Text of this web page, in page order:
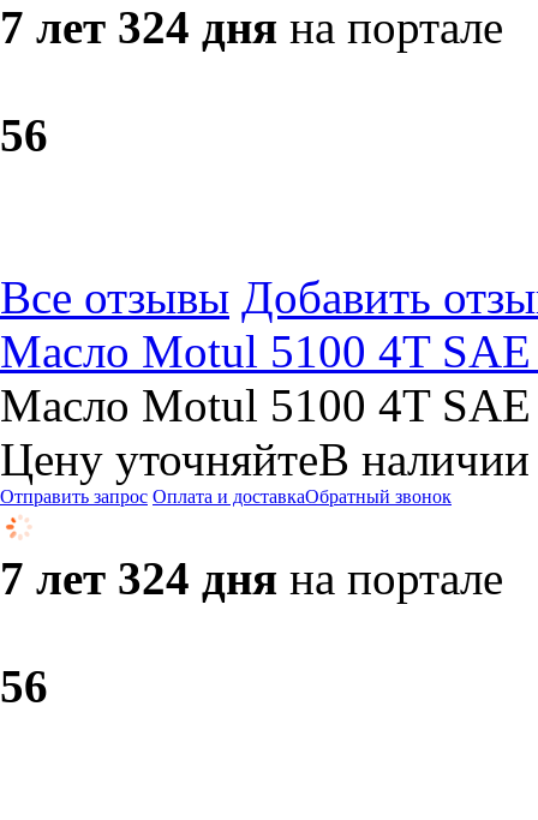
7 лет 324 дня на портале
56
Все отзывы Добавить
Масло Motul 5100 4T SAE
Масло Motul 5100 4T SAE
Цену уточняйтеВ наличии
Отправить запрос Оплата и доставкаОбратный звонок
7 лет 324 дня на портале
56